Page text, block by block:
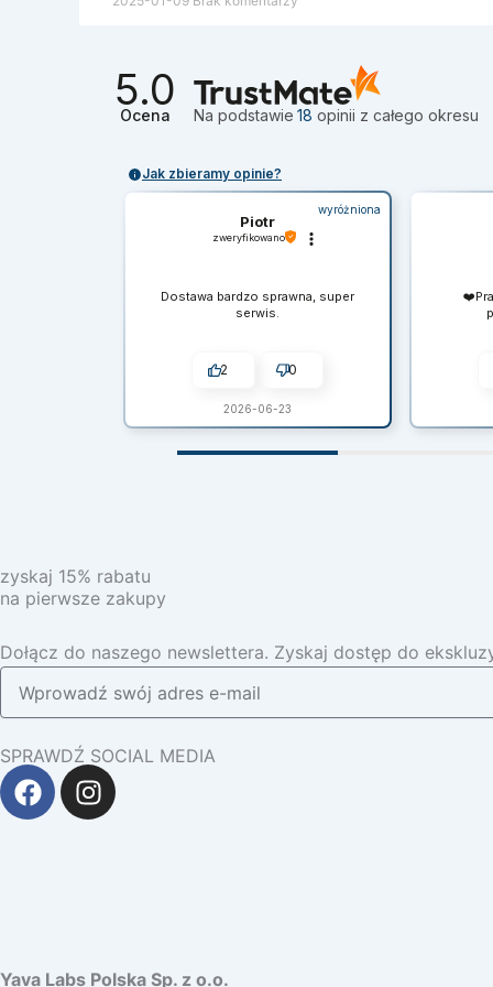
5.0
Ocena Na podstawie 18 opinii z całego okresu
Jak zbieramy opinie?
wyróżniona
Piotr
zweryfikowano
Dostawa bardzo sprawna, super
serwis.
2 0
2026-06-23
zyskaj 15% rabatu
na pierwsze zakupy
Dołącz do naszego newslettera. Zyskaj dostęp do
SPRAWDŹ SOCIAL MEDIA
F
a
k
I
n
a
Yava Labs Polska Sp. z o.o.